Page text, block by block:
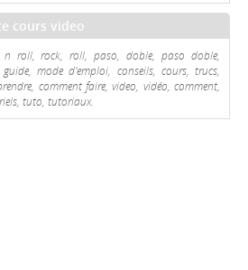
cours video
n roll, rock, roll, paso, doble, paso doble,
mode d'emploi, conseils, cours, trucs,
comment faire, video, vidéo, comment,
tuto, tutoriaux.